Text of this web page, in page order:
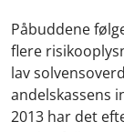
Påbuddene
flere
lav
andelskassens
2013 har det